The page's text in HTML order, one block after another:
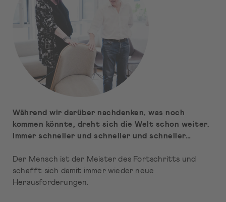
Während wir darüber nachdenken, was noch
kommen könnte, dreht sich die Welt schon weiter.
Immer schneller und schneller und schneller…
Der Mensch ist der Meister des Fortschritts und
schafft sich damit immer wieder neue
Herausforderungen.